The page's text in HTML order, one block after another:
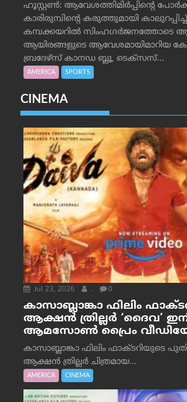
ഹൂസ്റ്റണ്‍: ആവേശത്തിമിര്‍പ്പിന്റെ
കാരിരുമ്പിന്റെ കരുത്തുമായി
കമ്പക്കയറില്‍ സിംഹഗര്‍ജനത്തോടെ
ആയിരങ്ങളുടെ ആവേശമായിമാറിയ
ബ്രദേഴ്‌സ് കാനഡ ബ്ലൂ, ടെക്‌സസ്...
AMERICA SPORTS
CINEMA
Jul 23, 2026 . 0
കാസാബ്ലാങ്കാ ഫിലിം
ആക്ഷൻ ത്രില്ലർ ‘ദൈവ’
ആമസോൺ പ്രൈം
കാസാബ്ലാങ്കാ ഫിലിം ഫാക്ടറിയുടെ
ആക്ഷൻ ത്രില്ലർ ചിത്രമായ...
AMERICA CINEMA